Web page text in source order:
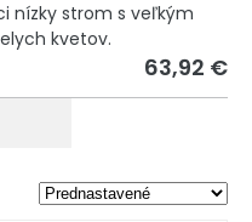
nízky strom s veľkým
kvetov.
63,92 €